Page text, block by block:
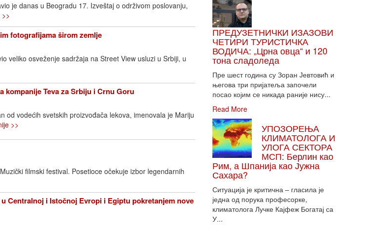
je danas u Beogradu 17. Izveštaj o održivom poslovanju,
fotografijama širom zemlje
veliko osveženje sadržaja na Street View usluzi u Srbiji, u
kompanije Teva za Srbiju i Crnu Goru
od vodećih svetskih proizvođača lekova, imenovala je Mariju
>>
filmski festival. Posetioce očekuje izbor legendarnih
Centralnoj i Istočnoj Evropi i Egiptu pokretanjem nove
ПРЕДУЗЕТНИЧКИ ИЗАЗОВИ
ЧЕТИРИ ТУРИСТИЧКА
ВОДИЧА: „Црна овца“ и 120
тона сладоледа
Пре шест година су Зоран Јевтовић и
његова три пријатеља започели
посао којим се никада раније нису...
Read More
УПОЗОРЕЊА
КЛИМАТОЛОГА И
УЛОГА СЕКТОРА
МСП: Берлин као
Рим, а Шпанија као Јужна
Сахара?
Ситуација је критична – гласила је
једна од порука професорке,
климатолога Лучке Кајфеж Богатај са
У...